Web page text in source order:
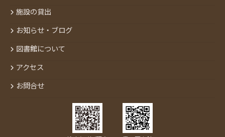
施設の貸出
お知らせ・ブログ
図書館について
アクセス
お問合せ